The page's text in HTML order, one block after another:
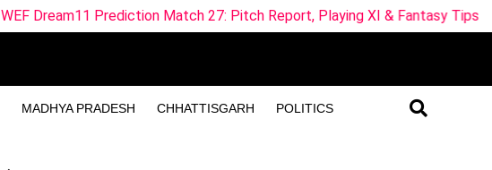
MADHYA PRADESH CHHATTISGARH POLITICS
Match 27: Pitch Report, Playing XI & Fantasy Tips SUL-W vs